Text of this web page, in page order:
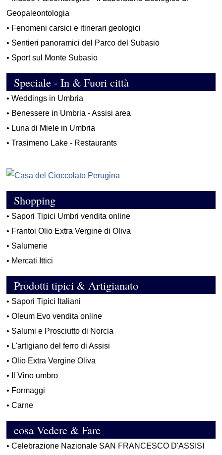
Geopaleontologia
• Fenomeni carsici e itinerari geologici
• Sentieri panoramici del Parco del Subasio
• Sport sul Monte Subasio
Speciale - In & Fuori città
•Weddings in Umbria
• Benessere in Umbria - Assisi area
• Luna di Miele in Umbria
•Trasimeno Lake - Restaurants
Shopping
• Sapori Tipici Umbri vendita online
• Frantoi Olio Extra Vergine di Oliva
• Salumerie
• Mercati Ittici
Prodotti tipici & Artigianato
• Sapori Tipici Italiani
•Oleum Evo vendita online
• Salumi e Prosciutto di Norcia
• L'artigiano del ferro di Assisi
•Olio Extra Vergine Oliva
•
Il Vino umbro
• Formaggi
•Carne
cosa Vedere & Fare
•Celebrazione Nazionale SAN FRANCESCO D'ASSISI